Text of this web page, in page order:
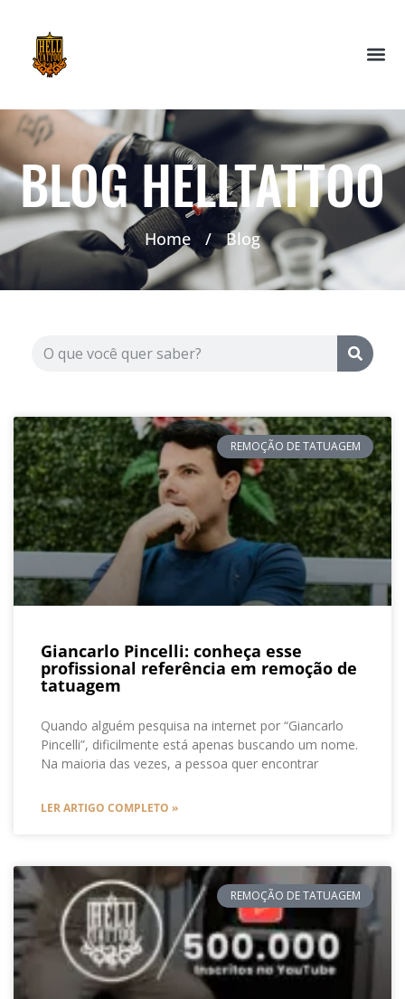
BLOG HELLTATTOO
Home / Blog
REMOÇÃO DE TATUAGEM
Giancarlo Pincelli: conheça esse
profissional referência em remoção de
tatuagem
Quando alguém pesquisa na internet por “Giancarlo
Pincelli”, dificilmente está apenas buscando um nome.
Na maioria das vezes, a pessoa quer encontrar
LER ARTIGO COMPLETO »
REMOÇÃO DE TATUAGEM